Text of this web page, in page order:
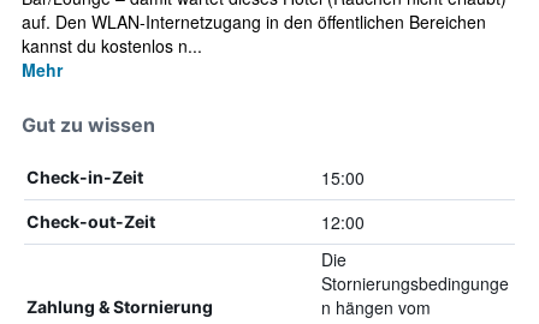
auf. Den WLAN-Internetzugang in den öffentlichen Bereichen
kannst du kostenlos n...
Mehr
Gut zu wissen
Check-in-Zeit 15:00
Check-out-Zeit 12:00
Zahlung & Stornierung
Die
Stornierungsbedingunge
n hängen vom